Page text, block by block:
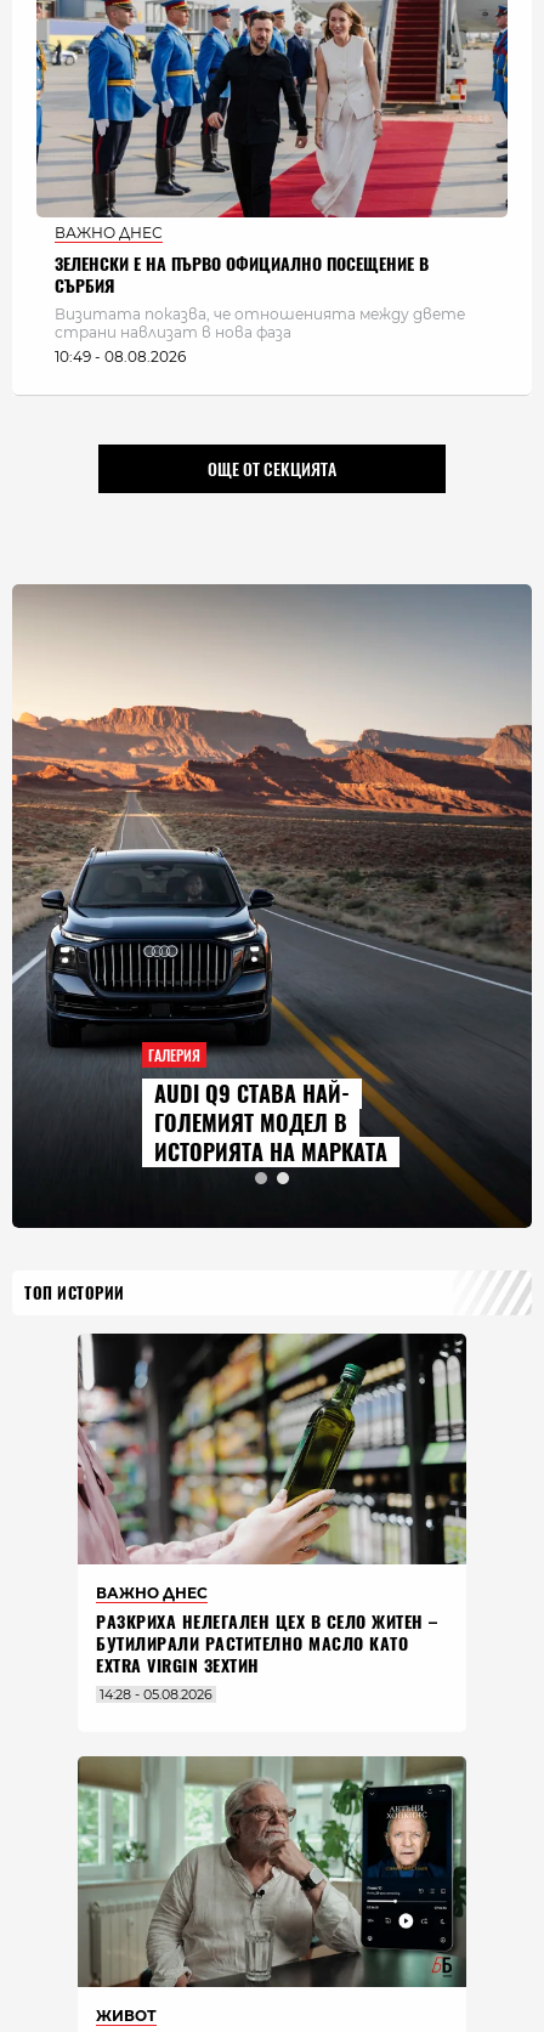
ВАЖНО ДНЕС
ЗЕЛЕНСКИ Е НА ПЪРВО ОФИЦИАЛНО ПОСЕЩЕНИЕ В
СЪРБИЯ
Визитата показва, че отношенията между двете
страни навлизат в нова фаза
10:49 - 08.08.2026
ОЩЕ ОТ СЕКЦИЯТА
ГАЛЕРИЯ
AUDI Q9 СТАВА НАЙ-
ГОЛЕМИЯТ МОДЕЛ В
ИСТОРИЯТА НА МАРКАТА
ТОП ИСТОРИИ
ВАЖНО ДНЕС
РАЗКРИХА НЕЛЕГАЛЕН ЦЕХ В СЕЛО ЖИТЕН –
БУТИЛИРАЛИ РАСТИТЕЛНО МАСЛО КАТО
EXTRA VIRGIN ЗЕХТИН
14:28 - 05.08.2026
ЖИВОТ